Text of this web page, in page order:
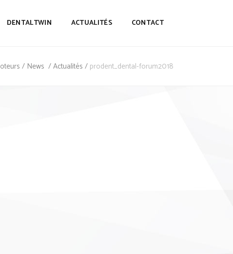
DENTALTWIN ACTUALITÉS CONTACT
/ News /Actualités / prodent_dental-forum2018